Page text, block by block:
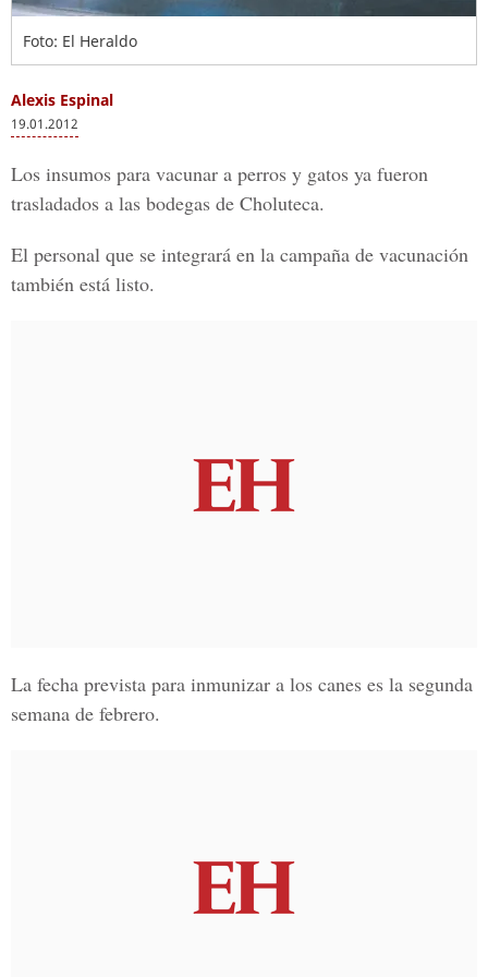
Foto: El Heraldo
Alexis Espinal
19.01.2012
Los insumos para vacunar a perros y gatos ya fueron
trasladados a las bodegas de Choluteca.
El personal que se integrará en la campaña de vacunación
también está listo.
La fecha prevista para inmunizar a los canes es la segunda
semana de febrero.